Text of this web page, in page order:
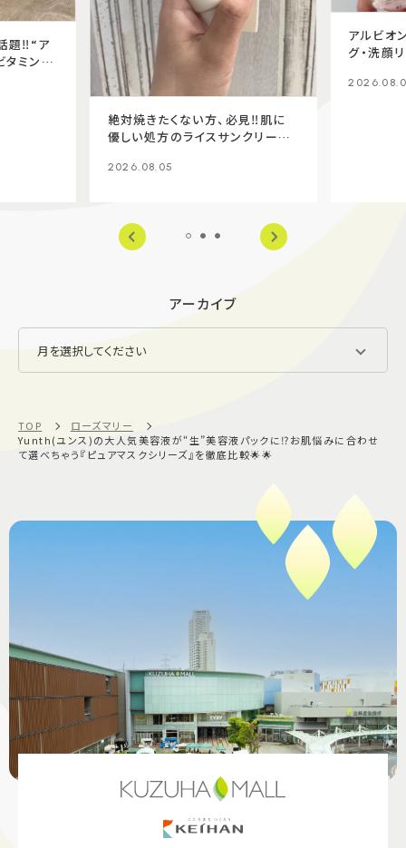
題‼️“ア
タミンC
絶対焼きたくない方、必見‼️肌に
優しい処方のライスサンクリーム
2026.08.05
アルビオ
グ・洗顔
アーカイブ
TOP
ローズマリー
Yunth(ユンス)の大人気美容液が“生”美容液パックに⁉️お肌悩みに合わせ
て選べちゃう『ピュアマスクシリーズ』を徹底比較🌟🌟